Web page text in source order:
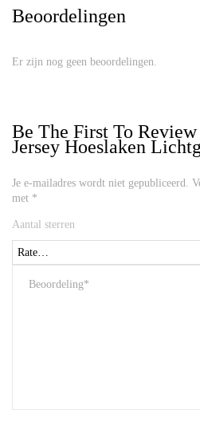
Beoordelingen
Er zijn nog geen beoordelingen.
Be The First To
Jersey Hoeslaken
Je e-mailadres wordt niet gepubliceerd.
met *
Aantal sterren